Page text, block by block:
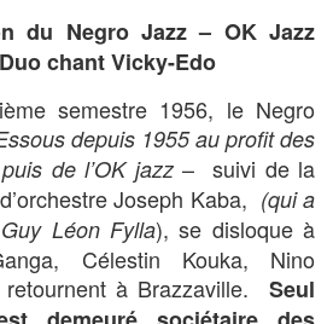
du Negro Jazz – OK Jazz
chant Vicky-Edo
semestre 1956, le Negro
depuis 1955 au profit des
de l’OK jazz– suivi de la
Joseph Kaba, (qui a
Léon Fylla), se disloque à
Célestin Kouka, Nino
à Brazzaville. Seul